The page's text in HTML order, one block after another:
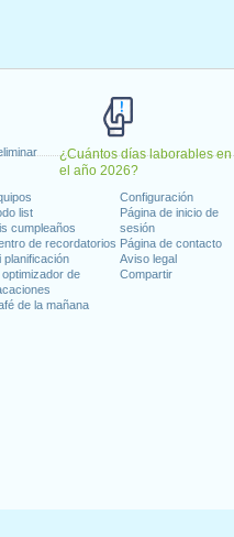
¿Cuántos días laborables en
el año 2026?
list
cumpleaños
de recordatorios
planificación
optimizador de
de la mañana
Configuración
Página de inicio de
sesión
Página de contacto
Aviso legal
Compartir